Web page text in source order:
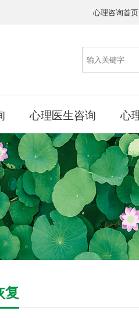
心理咨询首页
心理医生咨询 心
复